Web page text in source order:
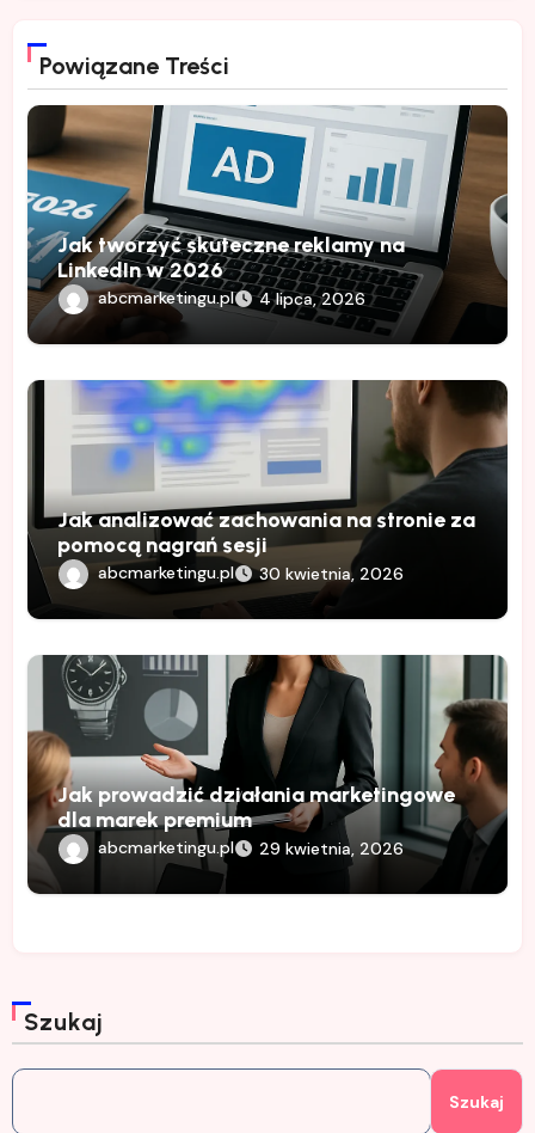
Powiązane Treści
Jak tworzyć skuteczne reklamy na
LinkedIn w 2026
abcmarketingu.pl 4 lipca, 2026
Jak analizować zachowania na stronie za
pomocą nagrań sesji
abcmarketingu.pl 30 kwietnia, 2026
Jak prowadzić działania marketingowe
dla marek premium
abcmarketingu.pl 29 kwietnia, 2026
Szukaj
Szukaj